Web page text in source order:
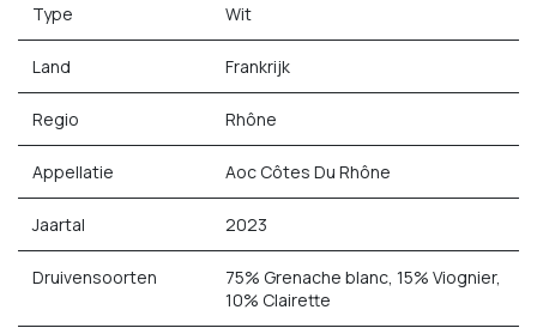
Type Wit
Land Frankrijk
Regio Rhône
Appellatie Aoc Côtes Du Rhône
Jaartal 2023
Druivensoorten
75% Grenache blanc, 15% Viognier,
10% Clairette